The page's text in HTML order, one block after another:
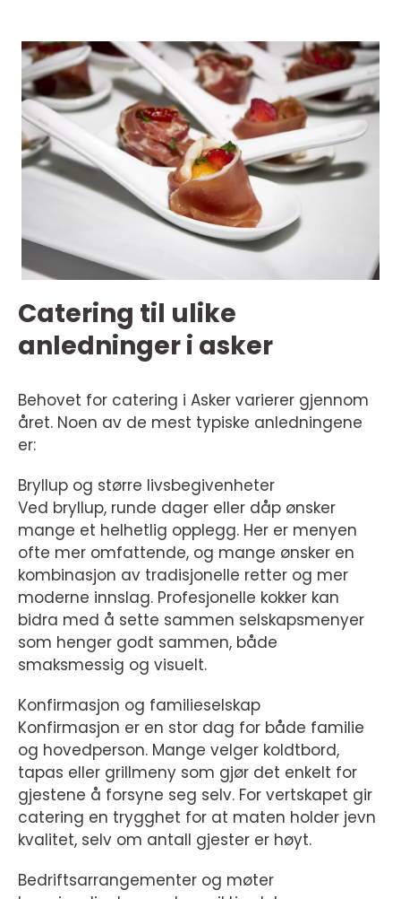
Catering til ulike
anledninger i asker
Behovet for catering i Asker varierer gjennom
året. Noen av de mest typiske anledningene
er:
Bryllup og større livsbegivenheter
Ved bryllup, runde dager eller dåp ønsker
mange et helhetlig opplegg. Her er menyen
ofte mer omfattende, og mange ønsker en
kombinasjon av tradisjonelle retter og mer
moderne innslag. Profesjonelle kokker kan
bidra med å sette sammen selskapsmenyer
som henger godt sammen, både
smaksmessig og visuelt.
Konfirmasjon og familieselskap
Konfirmasjon er en stor dag for både familie
og hovedperson. Mange velger koldtbord,
tapas eller grillmeny som gjør det enkelt for
gjestene å forsyne seg selv. For vertskapet gir
catering en trygghet for at maten holder jevn
kvalitet, selv om antall gjester er høyt.
Bedriftsarrangementer og møter